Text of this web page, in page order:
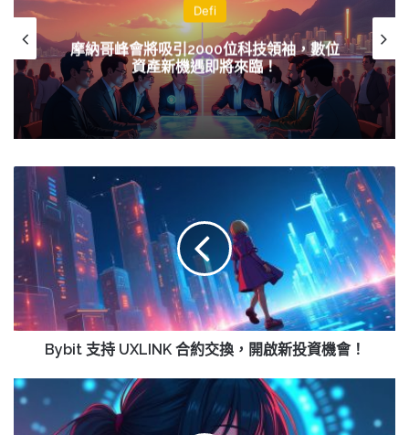
Defi
摩納哥峰會將吸引2000位科技領袖，數位
資產新機遇即將來臨！
Bybit
UXLINK
交
換，
開
投
資
Bybit 支持 UXLINK 合約交換，開啟新投資機會！
英
國